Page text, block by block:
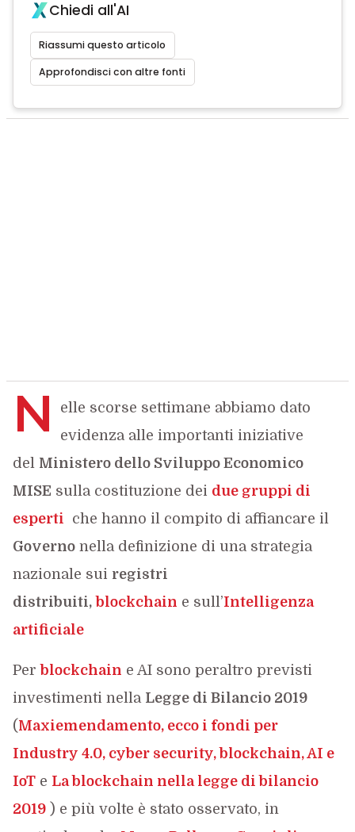
Chiedi all'AI
Riassumi questo articolo
Approfondisci con altre fonti
N
elle scorse settimane abbiamo dato
evidenza alle importanti iniziative
del Ministero dello Sviluppo Economico
MISE sulla costituzione dei due gruppi di
esperti che hanno il compito di affiancare il
Governonella definizione di una strategia
nazionale sui registri
distribuiti, blockchain e sull’Intelligenza
artificiale
Per blockchain e AI sono peraltro previsti
investimenti nella Legge di Bilancio 2019
(Maxiemendamento, ecco i fondi per
Industry 4.0, cyber security, blockchain, AI e
IoTe La blockchain nella legge di bilancio
2019) e più volte è stato osservato, in